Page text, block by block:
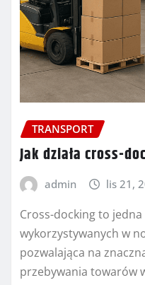
TRANSPORT
Jak działa cross-
admin lis 21,
Cross-docking to
wykorzystywanych w
pozwalająca na
przebywania towarów